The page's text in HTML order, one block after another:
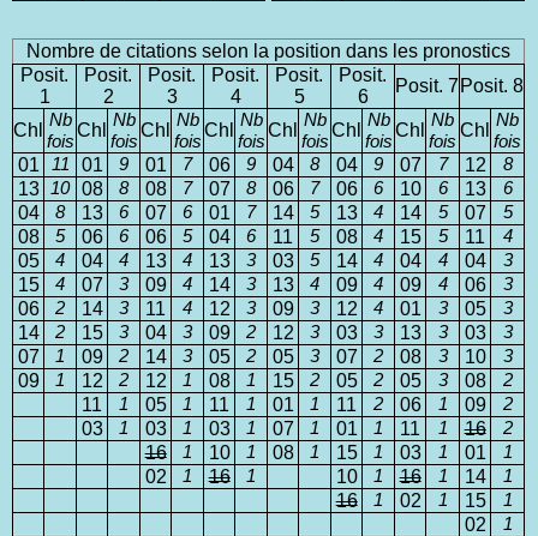
Nombre de citations selon la position dans les pronostics
Posit.
1
Posit.
2
Posit.
3
Posit.
4
Posit.
5
Posit.
6
Posit. 7 Posit. 8
Chl Nb
fois
Chl Nb
fois
Chl Nb
fois
Chl Nb
fois
Chl Nb
fois
Chl Nb
fois
Chl Nb
fois
Chl Nb
fois
01 11 01 9 01 7 06 9 04 8 04 9 07 7 12 8
13 10 08 8 08 7 07 8 06 7 06 6 10 6 13 6
04 8 13 6 07 6 01 7 14 5 13 4 14 5 07 5
08 5 06 6 06 5 04 6 11 5 08 4 15 5 11 4
05 4 04 4 13 4 13 3 03 5 14 4 04 4 04 3
15 4 07 3 09 4 14 3 13 4 09 4 09 4 06 3
06 2 14 3 11 4 12 3 09 3 12 4 01 3 05 3
14 2 15 3 04 3 09 2 12 3 03 3 13 3 03 3
07 1 09 2 14 3 05 2 05 3 07 2 08 3 10 3
09 1 12 2 12 1 08 1 15 2 05 2 05 3 08 2
11 1 05 1 11 1 01 1 11 2 06 1 09 2
03 1 03 1 03 1 07 1 01 1 11 1 16 2
16 1 10 1 08 1 15 1 03 1 01 1
02 1 16 1 10 1 16 1 14 1
16 1 02 1 15 1
02 1